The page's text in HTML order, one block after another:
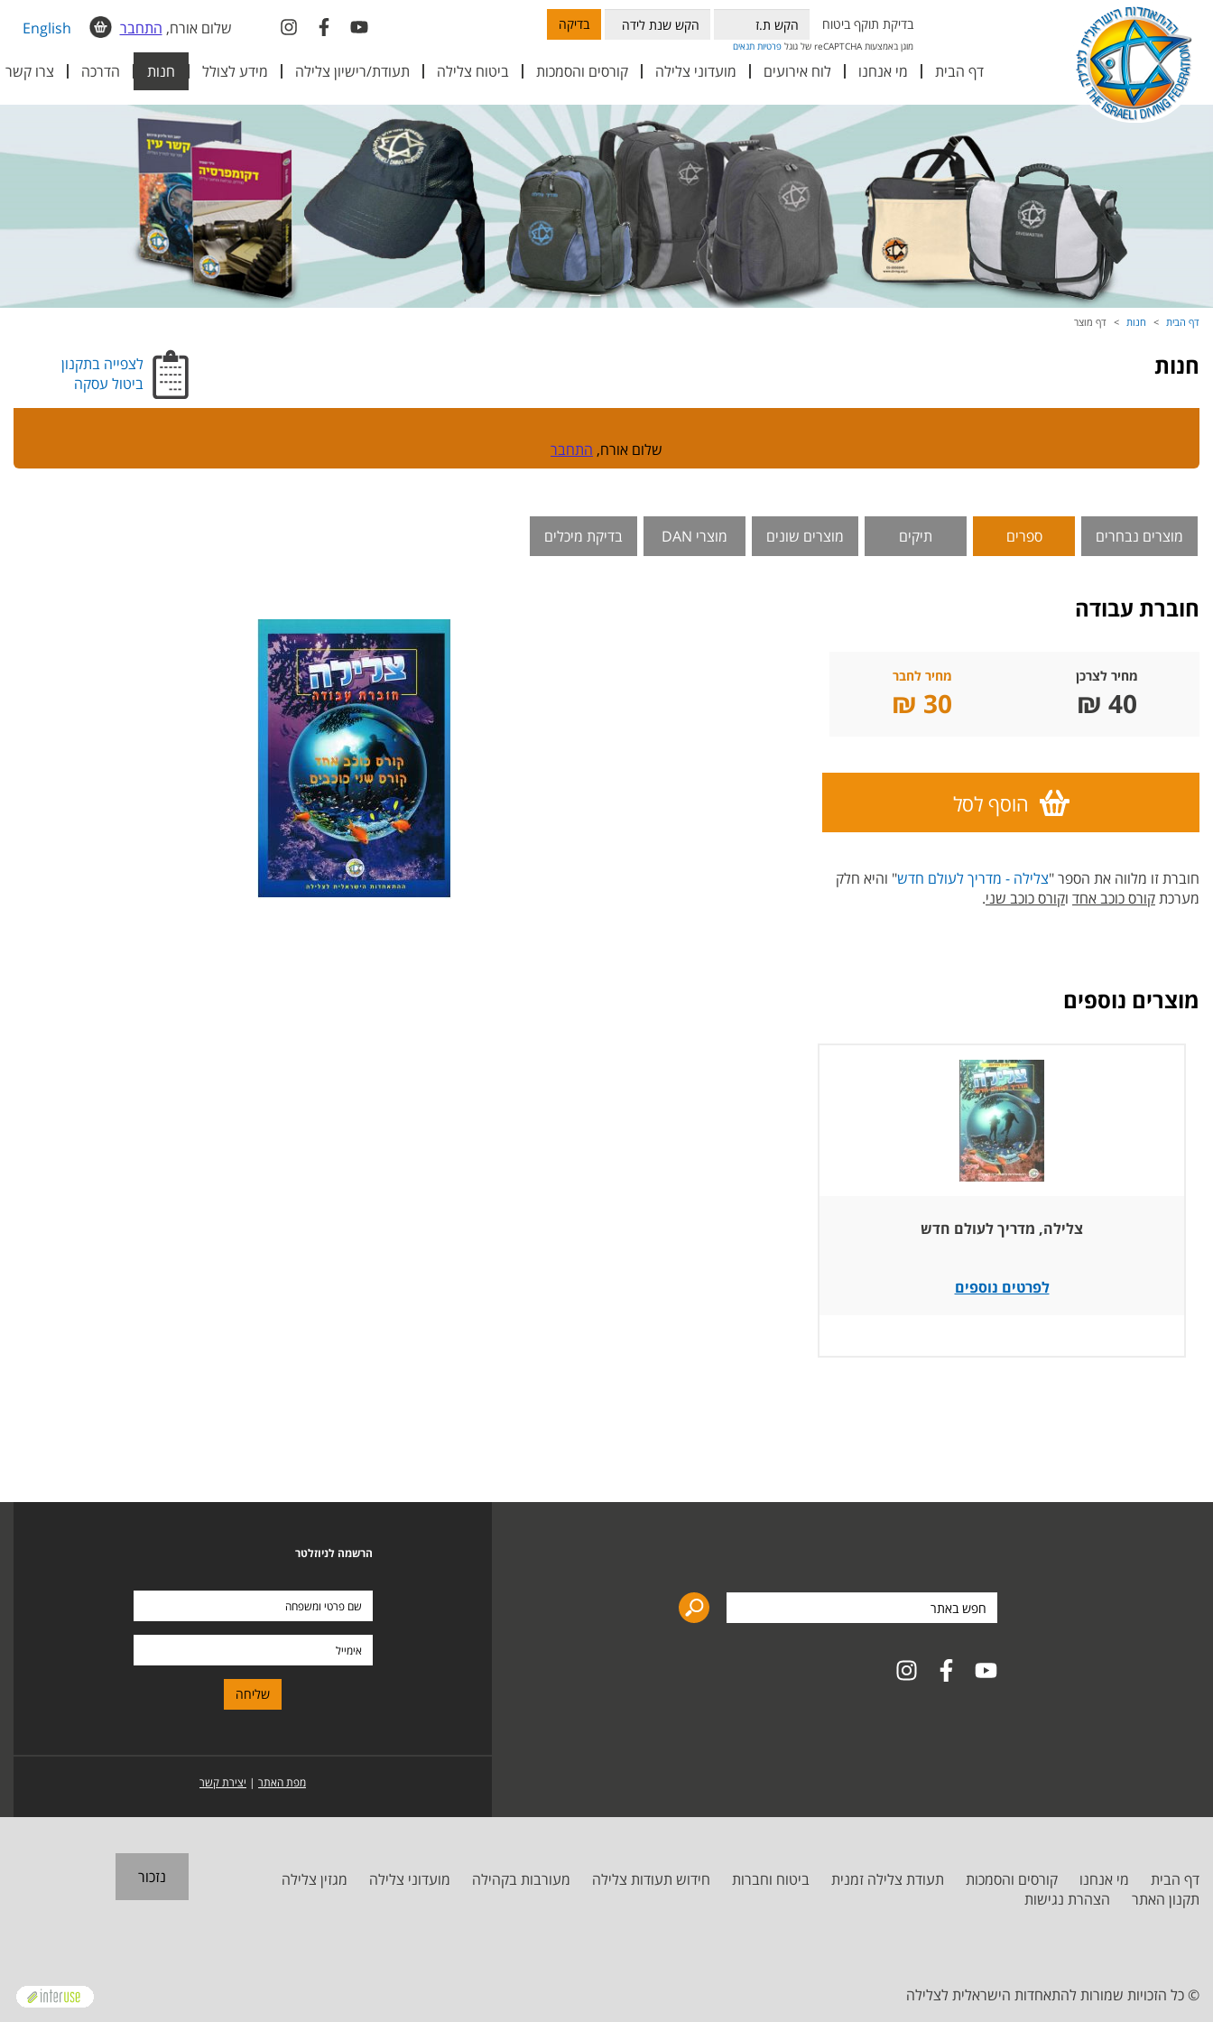
בדיקת תוקף ביטוח בדיקה
מוגן באמצעות reCAPTCHA של גוגל פרטיות תנאים
English שלום אורח, התחבר
דף הבית מי אנחנו לוח אירועים מועדוני צלילה קורסים והסמכות ביטוח צלילה תעודת/רישיון צלילה מידע לצולל חנות הדרכה צרו קשר
דף הבית חנות דף מוצר
חנות
לצפייה בתקנון
ביטול עסקה
שלום אורח, התחבר
מוצרים נבחרים ספרים תיקים מוצרים שונים מוצרי DAN בדיקת מיכלים
חוברת עבודה
מחיר לצרכן
40 ₪
מחיר לחבר
30 ₪
הוסף לסל
חוברת זו מלווה את הספר "צלילה - מדריך לעולם חדש" והיא חלק
מערכתקורס כוכב אחד וקורס כוכב שני.
מוצרים נוספים
צלילה, מדריך לעולם חדש
לפרטים נוספים
חפש
באתר
הרשמה לניוזלטר
מפת האתר | יצירת קשר
דף הבית מי אנחנו קורסים והסמכות תעודת צלילה זמנית ביטוח וחברות חידוש תעודות צלילה מעורבות בקהילה מועדוני צלילה
מגזין צלילה
תקנון האתר
הצהרת נגישות
נזכור
© כל הזכויות שמורות להתאחדות הישראלית לצלילה